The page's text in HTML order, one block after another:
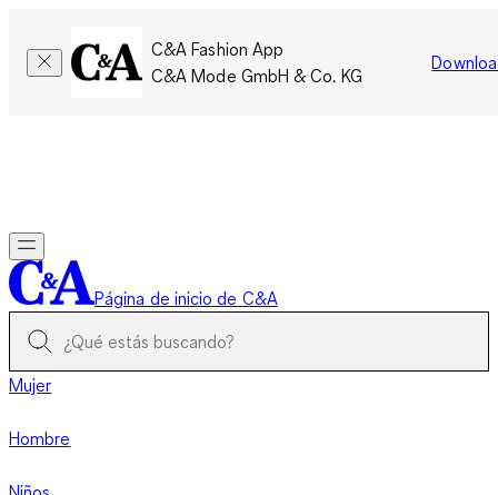
C&A Fashion App
C&A Mode GmbH & Co. KG
Página de inicio de C&A
Mujer
Hombre